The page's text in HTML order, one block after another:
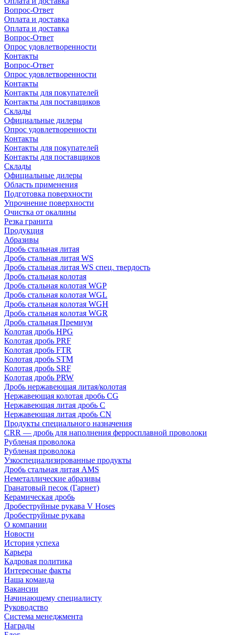
Вопрос-Ответ
Оплата и доставка
Оплата и доставка
Вопрос-Ответ
Опрос удовлетворенности
Контакты
Вопрос-Ответ
Опрос удовлетворенности
Контакты
Контакты для покупателей
Контакты для поставщиков
Склады
Официальные дилеры
Опрос удовлетворенности
Контакты
Контакты для покупателей
Контакты для поставщиков
Склады
Официальные дилеры
Область применения
Подготовка поверхности
Упрочнение поверхности
Очистка от окалины
Резка гранита
Продукция
Абразивы
Дробь стальная литая
Дробь стальная литая WS
Дробь стальная литая WS спец. твердость
Дробь стальная колотая
Дробь стальная колотая WGP
Дробь стальная колотая WGL
Дробь стальная колотая WGH
Дробь стальная колотая WGR
Дробь стальная Премиум
Колотая дробь HPG
Колотая дробь PRF
Колотая дробь FTR
Колотая дробь STM
Колотая дробь SRF
Колотая дробь PRW
Дробь нержавеющая литая/колотая
Нержавеющая колотая дробь CG
Нержавеющая литая дробь C
Нержавеющая литая дробь CN
Продукты специального назначения
CRR — дробь для наполнения ферросплавной проволоки
Рубленая проволока
Рубленая проволока
Узкоспециализированные продукты
Дробь стальная литая AMS
Неметаллические абразивы
Гранатовый песок (Гарнет)
Керамическая дробь
Дробеструйные рукава V Hoses
Дробеструйные рукава
О компании
Новости
История успеха
Карьера
Кадровая политика
Интересные факты
Наша команда
Вакансии
Начинающему специалисту
Руководство
Система менеджмента
Награды